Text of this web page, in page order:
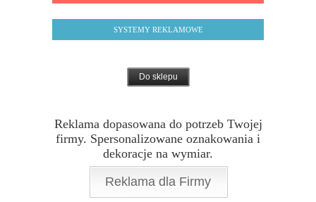
SYSTEMY REKLAMOWE
Do sklepu
Reklama dopasowana do potrzeb Twojej
firmy. Spersonalizowane oznakowania i
dekoracje na wymiar.
Reklama dla Firmy